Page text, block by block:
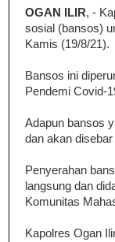
OGAN ILIR, -
sosial (bansos)
Kamis (19/8/21).
Bansos ini
Pendemi Covid-
Adapun bansos
dan akan
Penyerahan
langsung dan
Komunitas
Kapolres Ogan